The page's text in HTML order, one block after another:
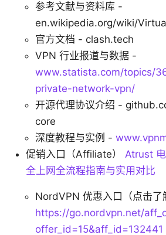
参考文献与资料库 -
en.wikipedia.org/wiki/
官方文档 - clash.tech
VPN 行业报道与数据 -
www.statista.com/topics/
private-network-vpn/
开源代理协议介绍 -
core
深度教程与实例 -
促销入口（Affiliate） Atrust
全上网全流程指南与实用对比
NordVPN 优惠入口（点击了
https://go.nordvpn.net/
offer_id=15&aff_id=132441